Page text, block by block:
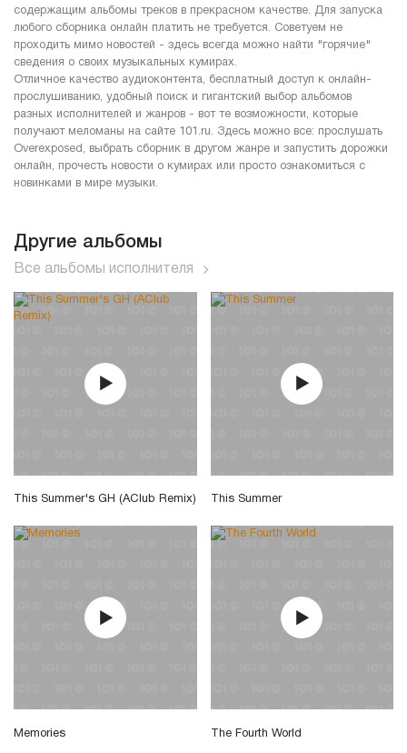
содержащим альбомы треков в прекрасном качестве. Для запуска
любого сборника онлайн платить не требуется. Советуем не
проходить мимо новостей - здесь всегда можно найти "горячие"
сведения о своих музыкальных кумирах.
Отличное качество аудиоконтента, бесплатный доступ к онлайн-
прослушиванию, удобный поиск и гигантский выбор альбомов
разных исполнителей и жанров - вот те возможности, которые
получают меломаны на сайте 101.ru. Здесь можно все: прослушать
Overexposed, выбрать сборник в другом жанре и запустить дорожки
онлайн, прочесть новости о кумирах или просто ознакомиться с
новинками в мире музыки.
Другие альбомы
Все альбомы исполнителя
This Summer's GH (AClub Remix) This Summer
Memories The Fourth World